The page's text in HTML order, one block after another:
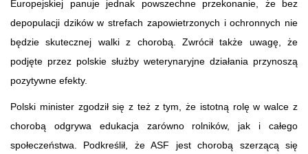
Europejskiej panuje jednak powszechne przekonanie, że bez
depopulacji dzików w strefach zapowietrzonych i ochronnych nie
będzie skutecznej walki z chorobą. Zwrócił także uwagę, że
podjęte przez polskie służby weterynaryjne działania przynoszą
pozytywne efekty.
Polski minister zgodził się z też z tym, że istotną rolę w walce z
chorobą odgrywa edukacja zarówno rolników, jak i całego
społeczeństwa. Podkreślił, że ASF jest chorobą szerzącą się